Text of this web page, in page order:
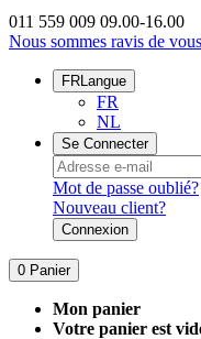
011 559 009 09.00-16.00
Nous sommes ravis de
FRLangue
FR
NL
Se Connecter
Mot de passe oublié?
Nouveau client?
Connexion
0 Panier
Mon panier
Votre panier est